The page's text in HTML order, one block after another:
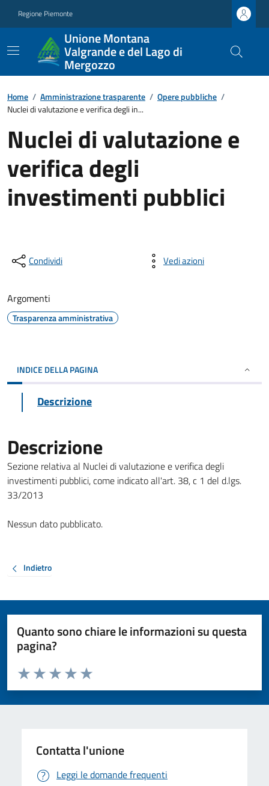
Regione Piemonte
Unione Montana
Valgrande e del Lago di
Mergozzo
Home / Amministrazione trasparente / Opere pubbliche /
Nuclei di valutazione e verifica degli in...
Nuclei di valutazione e
verifica degli
investimenti pubblici
Condividi Vedi azioni
Argomenti
Trasparenza amministrativa
INDICE DELLA PAGINA
Descrizione
Descrizione
Sezione relativa al Nuclei di valutazione e verifica degli
investimenti pubblici, come indicato all'art. 38, c 1 del d.lgs.
33/2013
Nessun dato pubblicato.
Indietro
Quanto sono chiare le informazioni su questa
pagina?
Valuta da 1 a 5 stelle la pagina
Valuta 5 stelle su 5
Valuta 4 stelle su 5
Valuta 3 stelle su 5
Valuta 2 stelle su 5
Valuta 1 stelle su 5
Contatta l'unione
Leggi le domande frequenti